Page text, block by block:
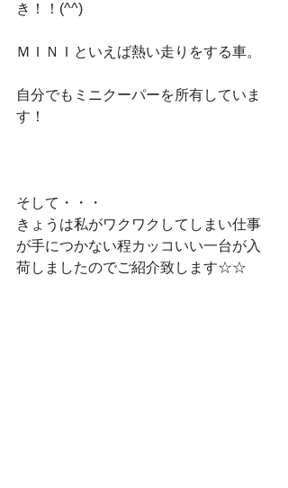
き！！(^^)
ＭＩＮＩといえば熱い走りをする車。
自分でもミニクーパーを所有していま
す！
そして・・・
きょうは私がワクワクしてしまい仕事
が手につかない程カッコいい一台が入
荷しましたのでご紹介致します☆☆